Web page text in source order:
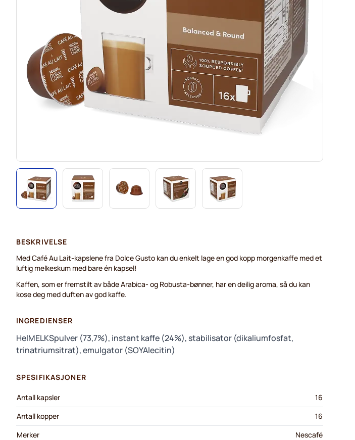
BESKRIVELSE
Med Café Au Lait-kapslene fra Dolce Gusto kan du enkelt lage en god kopp morgenkaffe med et
luftig melkeskum med bare én kapsel!
Kaffen, som er fremstilt av både Arabica- og Robusta-bønner, har en deilig aroma, så du kan
kose deg med duften av god kaffe.
INGREDIENSER
HelMELKSpulver (73,7%), instant kaffe (24%), stabilisator (dikaliumfosfat,
trinatriumsitrat), emulgator (SOYAlecitin)
SPESIFIKASJONER
Antall kapsler
16
Antall kopper
16
Merker
Nescafé